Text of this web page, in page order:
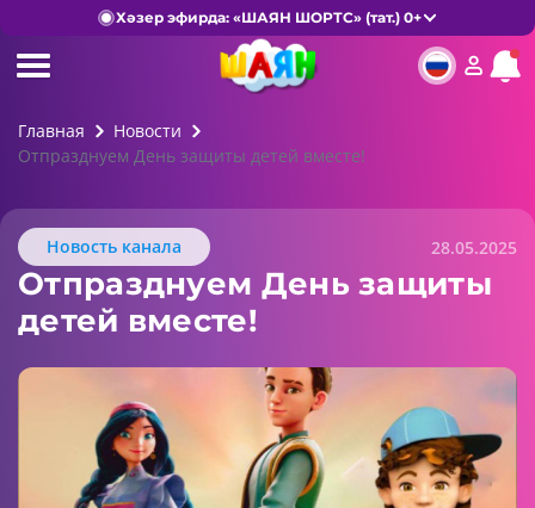
Хәзер эфирда: «ШАЯН ШОРТС» (тат.) 0+
Главная
Новости
Отпразднуем День защиты детей вместе!
Новость канала 28.05.2025
Отпразднуем День защиты
детей вместе!